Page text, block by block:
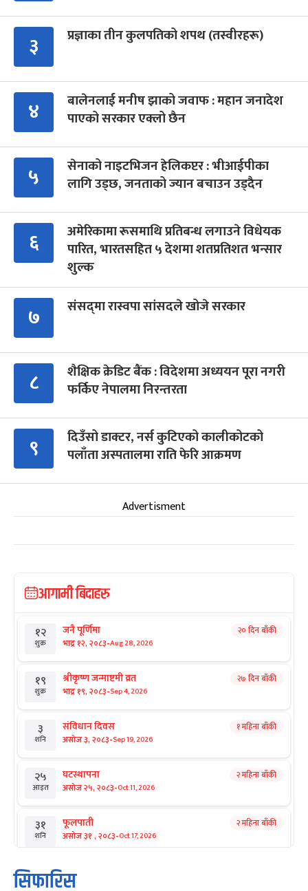
३ प्रज्ञाका तीन कुलपतिको शपथ (तस्वीरहरू)
४
बालेनलाई मनीष झाको जवाफ : महान जनादेश
पाएको सरकार एक्लो छैन
५
सेनाको नाइटभिजन हेलिकप्टर : भीआईपीका
लागि उड्छ, जनताको ज्यान बचाउन उड्दैन
६
अमेरिकामा रूसमाथि प्रतिबन्ध लगाउने विधेयक
पारित, भारतसहित ५ देशमा शतप्रतिशत भन्सार
शुल्क
७ संसद्‍मा रास्वपा सांसदले खोजे सरकार
८
शैक्षिक क्रेडिट बैंक : विदेशमा अध्ययन पूरा नगरी
फर्किए नेपालमा निरन्तरता
९
दिउँसो डाक्टर, नर्स कुटिएको कालीकोटको
पलाँता अस्पतालमा राति फेरि आक्रमण
Advertisment
आगामी बिदाहरु
१२
शुक्र
जनै पूर्णिमा
भाद्र १२, २०८३-Aug 28, 2026
२० दिन बाँकी
१९
शुक्र
श्रीकृष्ण जन्माष्टमी व्रत
भाद्र १९, २०८३-Sep 4, 2026
२७ दिन बाँकी
३
शनि
संविधान दिवस
असोज ३, २०८३-Sep 19, 2026
१ महिना बाँकी
२५
आइत
घटस्थापना
असोज २५, २०८३-Oct 11, 2026
२ महिना बाँकी
३१
शनि
फूलपाती
असोज ३१ , २०८३-Oct 17, 2026
२ महिना बाँकी
१
आइत
कार्तिक सङ्क्रान्ति
कार्तिक १, २०८३
सिफारिस